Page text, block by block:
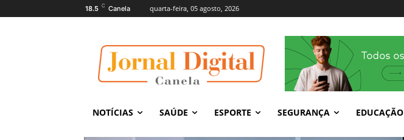
18.5 C Canela quarta-feira, 05 agosto, 2026
NOTÍCIAS SAÚDE ESPORTE SEGURANÇA EDUCAÇÃO